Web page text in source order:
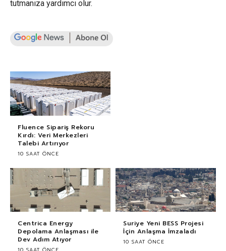
tutmanıza yardımcı olur.
Fluence Sipariş Rekoru
Kırdı: Veri Merkezleri
Talebi Artırıyor
10 SAAT ÖNCE
Centrica Energy
Depolama Anlaşması ile
Dev Adım Atıyor
Suriye Yeni BESS Projesi
İçin Anlaşma İmzaladı
10 SAAT ÖNCE